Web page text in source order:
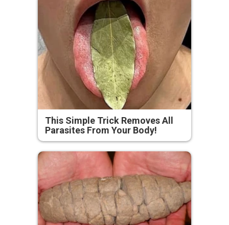
This Simple Trick Removes All
Parasites From Your Body!